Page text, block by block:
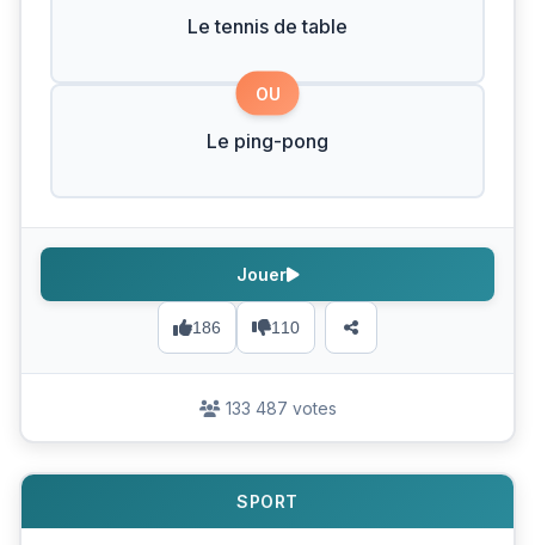
Le tennis de table
OU
Le ping-pong
186 110
Jouer
133 487 votes
SPORT